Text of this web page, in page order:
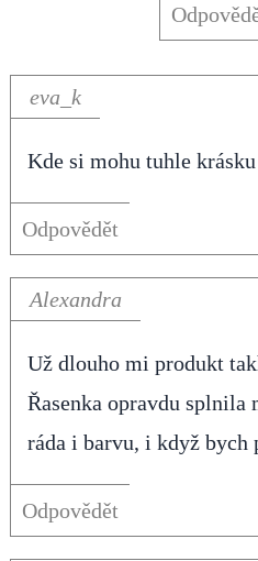
eva_k
Kde si mohu tuhle
Odpovědět
Alexandra
Už dlouho mi produkt
Řasenka opravdu splnila
ráda i barvu, i když bych
Odpovědět